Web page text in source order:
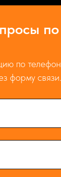
по
форму связи.